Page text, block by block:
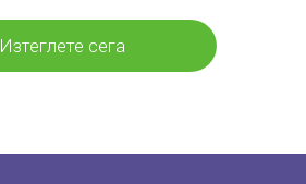
Изтеглете сега